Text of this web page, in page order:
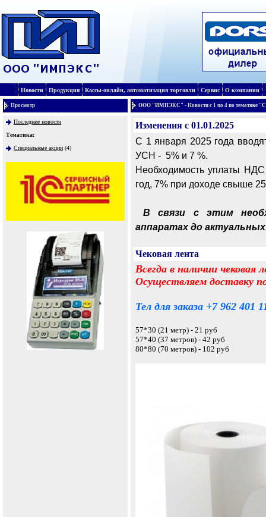
Новости Продукция Кассы-онлайн, автоматизация торговли Сервис О компании
Просмотр ООО "ИМПЭКС" - Новости с 1 по 4 по тематике
Последние новости
Тематика:
Специальные акции (4)
Изменения с 01.01.2025
С 1 января 2025 года
УСН - 5% и 7 %.
Необходимость уплаты
год, 7% при доходе свыше
В связи с этим
аппаратах до
Чековая лента
Всегда в наличии чековая
Осуществляем доставку
Тел для заказа +7 962 401
57*30 (21 метр) - 21 руб
57*40 (37 метров) - 42 руб
80*80 (70 метров) - 102 руб